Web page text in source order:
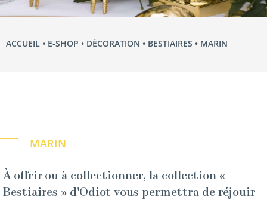
ACCUEIL • E‑SHOP • DÉCORATION • BESTIAIRES • MARIN
MARIN
À offrir ou à collectionner, la collection «
Bestiaires » d'Odiot vous permettra de réjouir